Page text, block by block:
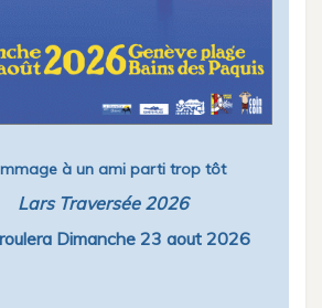
à un ami parti trop tôt
Lars Traversée 2026
Dimanche 23 aout 2026